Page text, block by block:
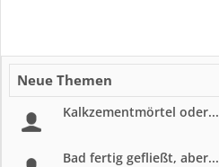
Neue Themen
Kalkzementmörtel oder...
Bad fertig gefließt, aber...